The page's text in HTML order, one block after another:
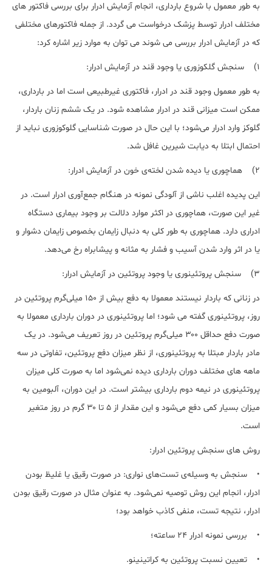
به طور معمول با شروع بارداری، انجام آزمایش ادرار برای بررسی فاکتور های
مختلف ادرار توسط پزشک درخواست می گردد. از جمله فاکتورهای مختلفی
که در آزمایش ادرار بررسی می شوند می توان به موارد زیر اشاره کرد:
1) سنجش گلکوزوری یا وجود قند در آزمایش ادرار:
به طور معمول وجود قند در ادرار، فاکتوری غیرطبیعی است اما در بارداری،
ممکن است میزانی قند در ادرار مشاهده شود. در یک ششم زنان باردار،
گلوکز وارد ادرار می‌شود؛ با این حال در صورت شناسایی گلوکوزوری نباید از
احتمال ابتلا به دیابت شیرین غافل شد.
2) هماچوری یا دیده شدن لخته‌ی خون در آزمایش ادرار:
این پدیده اغلب ناشی از آلودگی نمونه در هنگام جمع‌آوری ادرار است. در
غیر این صورت، هماچوری در اکثر موارد دلالت بر وجود بیماری دستگاه
ادراری دارد. هماچوری به طور کلی به دنبال زایمان بخصوص زایمان دشوار و
یا در اثر وارد شدن آسیب و فشار به مثانه و پیشابراه رخ می‌دهد.
3) سنجش پروتئینوری یا وجود پروتئین در آزمایش ادرار:
در زنانی که باردار نیستند معمولا به دفع بیش از ۱۵۰ میلی‌گرم پروتئین در
روز، پروتئینوری گفته می شود؛ اما پروتئینوری در دوران بارداری معمولا به
صورت دفع حداقل ۳۰۰ میلی‌گرم پروتئین در روز تعریف می‌شود. در یک
مادر باردار مبتلا به پروتئینوری، از نظر میزان دفع پروتئین، تفاوتی در سه
ماهه ‌های مختلف دوران بارداری دیده نمی‌شود اما به صورت کلی میزان
پروتئینوری در نیمه دوم بارداری بیشتر است. در این دوران، آلبومین به
میزان بسیار کمی دفع می‌شود و این مقدار از ۵ تا ۳۰ گرم در روز متغیر
است.
روش های سنجش پروتئین ادرار:
• سنجش به وسیله‌ی تست‌های نواری: در صورت رقیق یا غلیظ بودن
ادرار، انجام این روش توصیه نمی‌شود. به عنوان مثال در صورت رقیق بودن
ادرار، نتیجه‌ تست، منفی کاذب خواهد بود؛
• بررسی نمونه ادرار ۲۴ ساعته؛
• تعیین نسبت پروتئین به کراتینینو.